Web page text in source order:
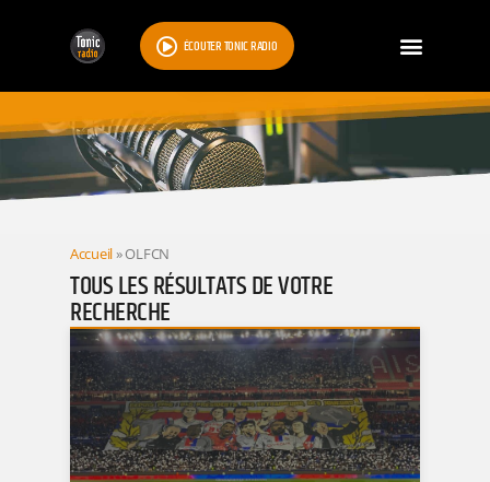
ÉCOUTER TONIC RADIO
RESULTATS
Accueil»OLFCN
TOUS LES RÉSULTATS DE VOTRE
RECHERCHE